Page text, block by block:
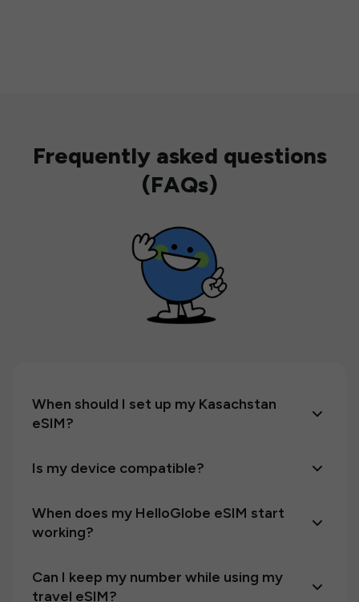
Frequently asked questions
(FAQs)
When should I set up my Kasachstan
eSIM?
Is my device compatible?
When does my HelloGlobe eSIM start
working?
Can I keep my number while using my
travel eSIM?